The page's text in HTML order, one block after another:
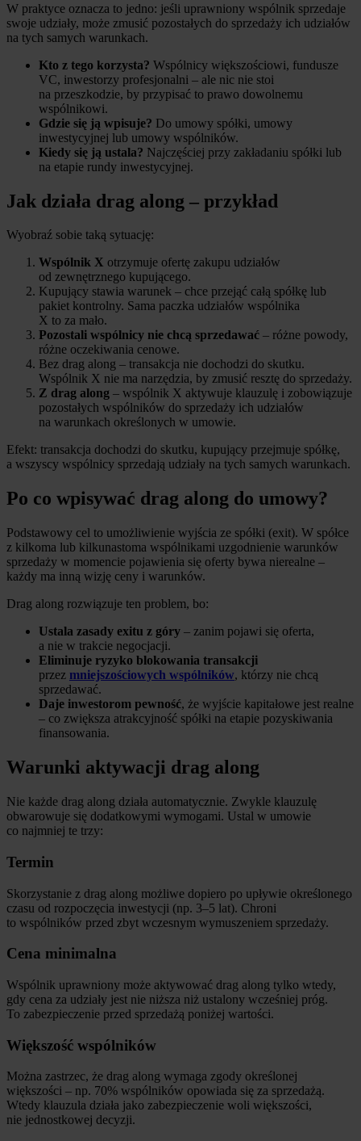
W praktyce oznacza to jedno: jeśli uprawniony wspólnik sprzedaje
swoje udziały, może zmusić pozostałych do sprzedaży ich udziałów
na tych samych warunkach.
Kto z tego korzysta? Wspólnicy większościowi, fundusze
VC, inwestorzy profesjonalni – ale nic nie stoi
na przeszkodzie, by przypisać to prawo dowolnemu
wspólnikowi.
Gdzie się ją wpisuje? Do umowy spółki, umowy
inwestycyjnej lub umowy wspólników.
Kiedy się ją ustala? Najczęściej przy zakładaniu spółki lub
na etapie rundy inwestycyjnej.
Jak działa drag along – przykład
Wyobraź sobie taką sytuację:
Wspólnik X otrzymuje ofertę zakupu udziałów
od zewnętrznego kupującego.
Kupujący stawia warunek – chce przejąć całą spółkę lub
pakiet kontrolny. Sama paczka udziałów wspólnika
X to za mało.
Pozostali wspólnicy nie chcą sprzedawać – różne powody,
różne oczekiwania cenowe.
Bez drag along – transakcja nie dochodzi do skutku.
Wspólnik X nie ma narzędzia, by zmusić resztę do sprzedaży.
Z drag along – wspólnik X aktywuje klauzulę i zobowiązuje
pozostałych wspólników do sprzedaży ich udziałów
na warunkach określonych w umowie.
Efekt: transakcja dochodzi do skutku, kupujący przejmuje spółkę,
a wszyscy wspólnicy sprzedają udziały na tych samych warunkach.
Po co wpisywać drag along do umowy?
Podstawowy cel to umożliwienie wyjścia ze spółki (exit). W spółce
z kilkoma lub kilkunastoma wspólnikami uzgodnienie warunków
sprzedaży w momencie pojawienia się oferty bywa nierealne –
każdy ma inną wizję ceny i warunków.
Drag along rozwiązuje ten problem, bo:
Ustala zasady exitu z góry – zanim pojawi się oferta,
a nie w trakcie negocjacji.
Eliminuje ryzyko blokowania transakcji
przez mniejszościowych wspólników, którzy nie chcą
sprzedawać.
Daje inwestorom pewność, że wyjście kapitałowe jest realne
– co zwiększa atrakcyjność spółki na etapie pozyskiwania
finansowania.
Warunki aktywacji drag along
Nie każde drag along działa automatycznie. Zwykle klauzulę
obwarowuje się dodatkowymi wymogami. Ustal w umowie
co najmniej te trzy:
Termin
Skorzystanie z drag along możliwe dopiero po upływie określonego
czasu od rozpoczęcia inwestycji (np. 3–5 lat). Chroni
to wspólników przed zbyt wczesnym wymuszeniem sprzedaży.
Cena minimalna
Wspólnik uprawniony może aktywować drag along tylko wtedy,
gdy cena za udziały jest nie niższa niż ustalony wcześniej próg.
To zabezpieczenie przed sprzedażą poniżej wartości.
Większość wspólników
Można zastrzec, że drag along wymaga zgody określonej
większości – np. 70% wspólników opowiada się za sprzedażą.
Wtedy klauzula działa jako zabezpieczenie woli większości,
nie jednostkowej decyzji.